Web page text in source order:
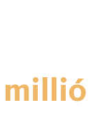
millió